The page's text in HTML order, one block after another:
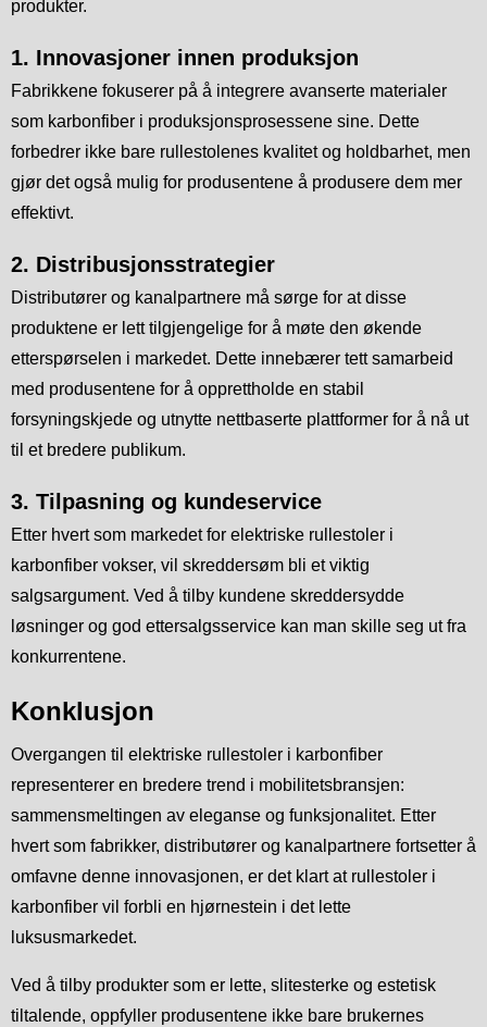
produkter.
1. Innovasjoner innen produksjon
Fabrikkene fokuserer på å integrere avanserte materialer
som karbonfiber i produksjonsprosessene sine. Dette
forbedrer ikke bare rullestolenes kvalitet og holdbarhet, men
gjør det også mulig for produsentene å produsere dem mer
effektivt.
2. Distribusjonsstrategier
Distributører og kanalpartnere må sørge for at disse
produktene er lett tilgjengelige for å møte den økende
etterspørselen i markedet. Dette innebærer tett samarbeid
med produsentene for å opprettholde en stabil
forsyningskjede og utnytte nettbaserte plattformer for å nå ut
til et bredere publikum.
3. Tilpasning og kundeservice
Etter hvert som markedet for elektriske rullestoler i
karbonfiber vokser, vil skreddersøm bli et viktig
salgsargument. Ved å tilby kundene skreddersydde
løsninger og god ettersalgsservice kan man skille seg ut fra
konkurrentene.
Konklusjon
Overgangen til elektriske rullestoler i karbonfiber
representerer en bredere trend i mobilitetsbransjen:
sammensmeltingen av eleganse og funksjonalitet. Etter
hvert som fabrikker, distributører og kanalpartnere fortsetter å
omfavne denne innovasjonen, er det klart at rullestoler i
karbonfiber vil forbli en hjørnestein i det lette
luksusmarkedet.
Ved å tilby produkter som er lette, slitesterke og estetisk
tiltalende, oppfyller produsentene ikke bare brukernes